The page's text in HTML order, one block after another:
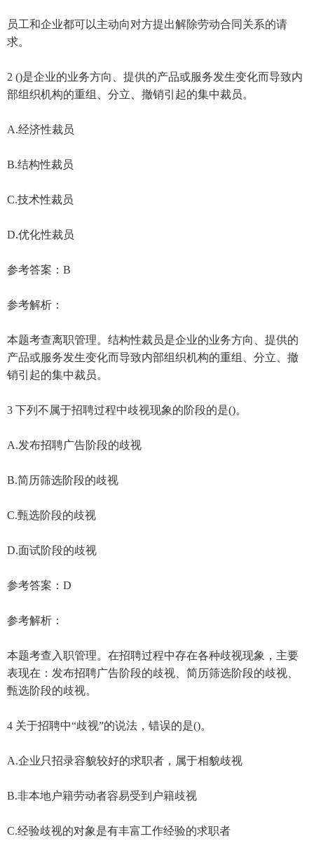
员工和企业都可以主动向对方提出解除劳动合同关系的请
求。
2 ()是企业的业务方向、提供的产品或服务发生变化而导致内
部组织机构的重组、分立、撤销引起的集中裁员。
A.经济性裁员
B.结构性裁员
C.技术性裁员
D.优化性裁员
参考答案：B
参考解析：
本题考查离职管理。结构性裁员是企业的业务方向、提供的
产品或服务发生变化而导致内部组织机构的重组、分立、撤
销引起的集中裁员。
3 下列不属于招聘过程中歧视现象的阶段的是()。
A.发布招聘广告阶段的歧视
B.简历筛选阶段的歧视
C.甄选阶段的歧视
D.面试阶段的歧视
参考答案：D
参考解析：
本题考查入职管理。在招聘过程中存在各种歧视现象，主要
表现在：发布招聘广告阶段的歧视、简历筛选阶段的歧视、
甄选阶段的歧视。
4 关于招聘中“歧视”的说法，错误的是()。
A.企业只招录容貌较好的求职者，属于相貌歧视
B.非本地户籍劳动者容易受到户籍歧视
C.经验歧视的对象是有丰富工作经验的求职者